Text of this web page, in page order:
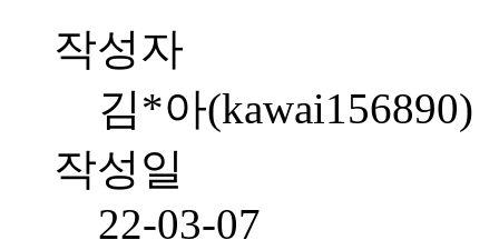
작성자
김*아(kawai156890)
작성일
22-03-07